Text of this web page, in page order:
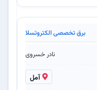
برق تخصصی الکتروتسلا
نادر خسروی
آمل